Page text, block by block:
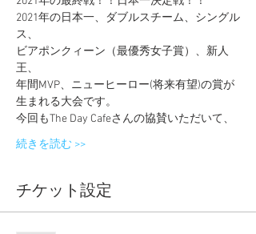
2021年の日本一、ダブルスチーム、シングル
ス、
ビアポンクィーン（最優秀女子賞）、新人
王、
年間MVP、ニューヒーロー(将来有望)の賞が
生まれる大会です。
今回もThe Day Cafeさんの協賛いただいて、
続きを読む >>
チケット設定